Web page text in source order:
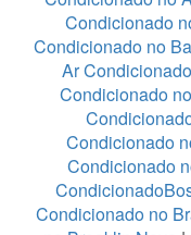
Condicionado
Condicionado no
Ar
Condicionado
Condicionado
Condicionado
Condicionado no